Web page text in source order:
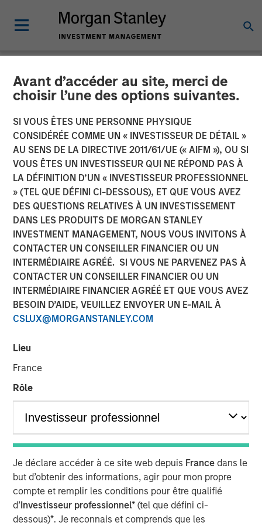
Avant d’accéder au site, merci de
choisir l’une des options suivantes.
SI VOUS ÊTES UNE PERSONNE PHYSIQUE
CONSIDÉRÉE COMME UN « INVESTISSEUR DE DÉTAIL »
AU SENS DE LA DIRECTIVE 2011/61/UE (« AIFM »), OU SI
VOUS ÊTES UN INVESTISSEUR QUI NE RÉPOND PAS À
LA DÉFINITION D’UN « INVESTISSEUR PROFESSIONNEL
» (TEL QUE DÉFINI CI-DESSOUS), ET QUE VOUS AVEZ
DES QUESTIONS RELATIVES À UN INVESTISSEMENT
DANS LES PRODUITS DE MORGAN STANLEY
INVESTMENT MANAGEMENT, NOUS VOUS INVITONS À
CONTACTER UN CONSEILLER FINANCIER OU UN
INTERMÉDIAIRE AGRÉÉ. SI VOUS NE PARVENEZ PAS À
CONTACTER UN CONSEILLER FINANCIER OU UN
INTERMÉDIAIRE FINANCIER AGRÉÉ ET QUE VOUS AVEZ
BESOIN D’AIDE, VEUILLEZ ENVOYER UN E-MAIL À
CSLUX@MORGANSTANLEY.COM
Lieu
France
Rôle
Je déclare accéder à ce site web depuis France dans le
but d’obtenir des informations, agir pour mon propre
compte et remplir les conditions pour être qualifié
d’Investisseur professionnel*(tel que défini ci-
dessous)*. Je reconnais et comprends que les
THE BEAT™ INSIGHTS
The BEAT™ Video - T2
2026
20 MAI 2026
Play
en avant cinq thèmes majeurs qui influencent
actuellement le paysage mondial de l’investissement.
Ces thèmes sont essentiels pour comprendre les
dynamiques à l’œuvre sur les marchés aujourd’hui.
Cliquez icipour lire notre analyse complète.
Portfolio Solutions Group
The Portfolio Solutions Group is a comprehensive multi-